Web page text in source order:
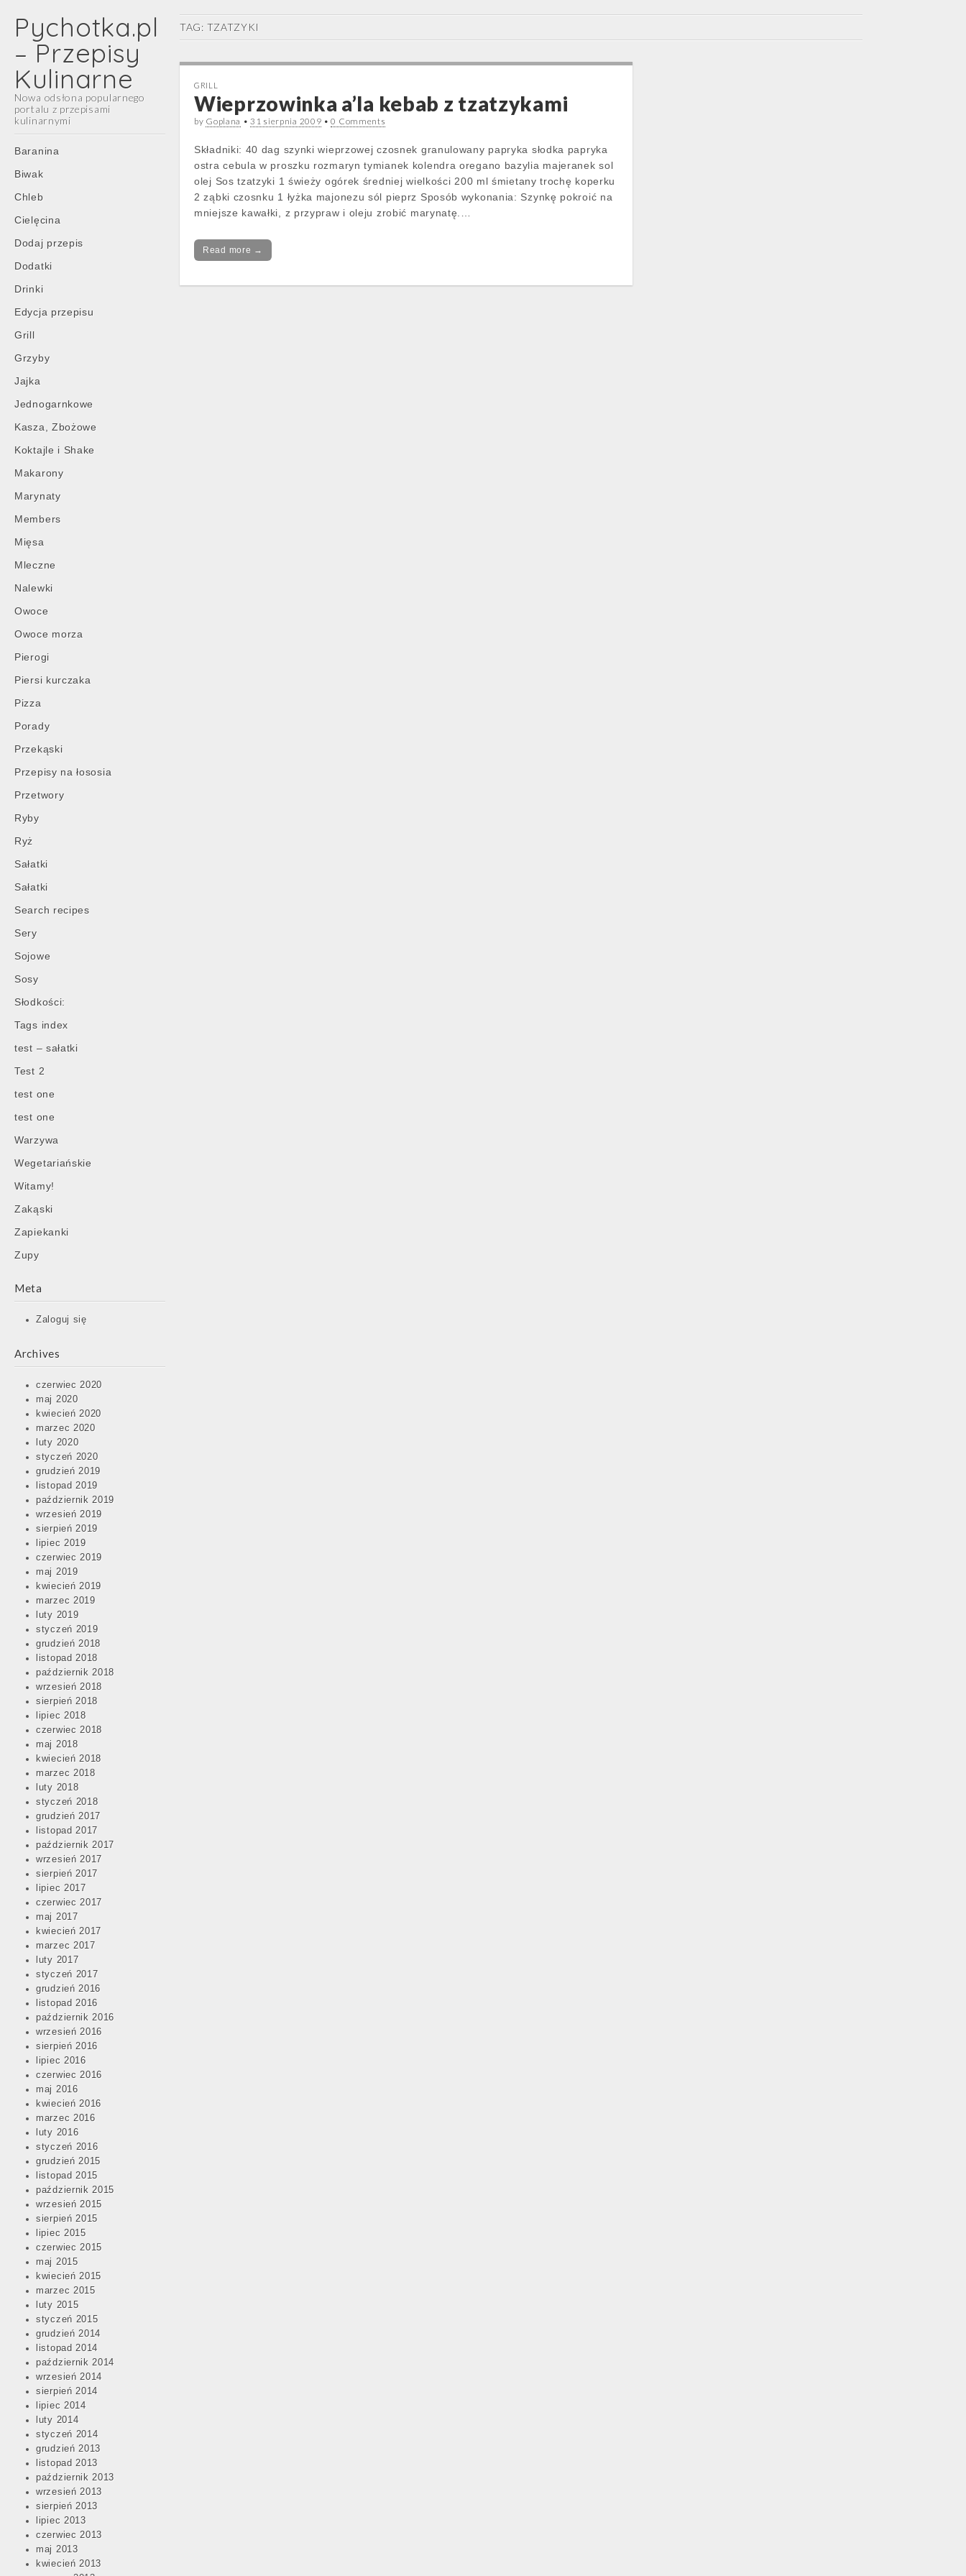
Pychotka.pl
– Przepisy
Kulinarne
Nowa odsłona popularnego
portalu z przepisami
kulinarnymi
Main
menu
Skip
content
Baranina
Biwak
Chleb
Cielęcina
Dodaj przepis
Dodatki
Drinki
Edycja przepisu
Grill
Grzyby
Jajka
Jednogarnkowe
Kasza, Zbożowe
Koktajle i Shake
Makarony
Marynaty
Members
Mięsa
Mleczne
Nalewki
Owoce
Owoce morza
Pierogi
Piersi kurczaka
Pizza
Porady
Przekąski
Przepisy na łososia
Przetwory
Ryby
Ryż
Sałatki
Sałatki
Search recipes
Sery
Sojowe
Sosy
Słodkości:
Tags index
test – sałatki
Test 2
test one
test one
Warzywa
Wegetariańskie
Witamy!
Zakąski
Zapiekanki
Zupy
Meta
Zaloguj się
Archives
czerwiec 2020
maj 2020
kwiecień 2020
marzec 2020
luty 2020
styczeń 2020
grudzień 2019
listopad 2019
październik 2019
wrzesień 2019
sierpień 2019
lipiec 2019
czerwiec 2019
maj 2019
kwiecień 2019
marzec 2019
luty 2019
styczeń 2019
grudzień 2018
listopad 2018
październik 2018
wrzesień 2018
sierpień 2018
lipiec 2018
czerwiec 2018
maj 2018
kwiecień 2018
marzec 2018
luty 2018
styczeń 2018
grudzień 2017
listopad 2017
październik 2017
wrzesień 2017
sierpień 2017
lipiec 2017
czerwiec 2017
maj 2017
kwiecień 2017
marzec 2017
luty 2017
styczeń 2017
grudzień 2016
listopad 2016
październik 2016
wrzesień 2016
sierpień 2016
lipiec 2016
czerwiec 2016
maj 2016
kwiecień 2016
marzec 2016
luty 2016
styczeń 2016
grudzień 2015
listopad 2015
październik 2015
wrzesień 2015
sierpień 2015
lipiec 2015
czerwiec 2015
maj 2015
kwiecień 2015
marzec 2015
luty 2015
styczeń 2015
grudzień 2014
listopad 2014
październik 2014
wrzesień 2014
sierpień 2014
lipiec 2014
luty 2014
styczeń 2014
grudzień 2013
listopad 2013
październik 2013
wrzesień 2013
sierpień 2013
lipiec 2013
czerwiec 2013
maj 2013
kwiecień 2013
TAG: TZATZYKI
GRILL
Wieprzowinka a’la kebab z tzatzykami
by Goplana •31 sierpnia 2009 •0 Comments
Składniki: 40 dag szynki wieprzowej czosnek granulowany papryka słodka papryka
ostra cebula w proszku rozmaryn tymianek kolendra oregano bazylia majeranek sol
olej Sos tzatzyki 1 świeży ogórek średniej wielkości 200 ml śmietany trochę koperku
2 ząbki czosnku 1 łyżka majonezu sól pieprz Sposób wykonania: Szynkę pokroić na
mniejsze kawałki, z przypraw i oleju zrobić marynatę.…
Read more →